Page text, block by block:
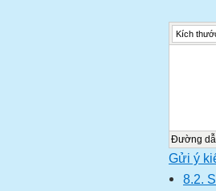
Kích
Đường
Gửi ý
8.2.